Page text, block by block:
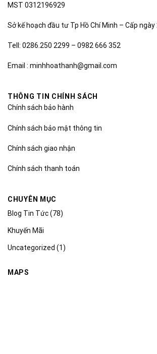
MST 0312196929
Sở kế hoạch đầu tư Tp Hồ Chí Minh – Cấp
Tell: 0286.250 2299 – 0982 666 352
Email : minhhoathanh@gmail.com
THÔNG TIN CHÍNH SÁCH
Chính sách bảo hành
Chính sách bảo mật thông tin
Chính sách giao nhận
Chính sách thanh toán
CHUYÊN MỤC
Blog Tin Tức(78)
Khuyến Mãi
Uncategorized (1)
MAPS